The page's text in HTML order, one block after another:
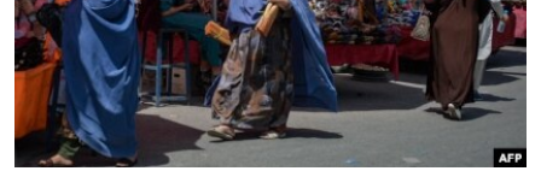
SPORT
INTERVJU